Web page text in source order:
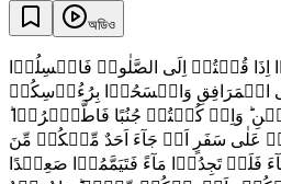
অডিও
قُمۡتُمۡ اِلَی الصَّلٰوۃِ فَاغۡسِلُوۡا
وَامۡسَحُوۡا بِرُءُوۡسِکُمۡ
وَاِنۡ کُنۡتُمۡ جُنُبًا فَاطَّہَّرُوۡا
سَفَرٍ اَوۡ جَآءَ اَحَدٌ مِّنۡکُمۡ مِّنَ
فَلَمۡ تَجِدُوۡا مَآءً فَتَیَمَّمُوۡا صَعِیۡدًا